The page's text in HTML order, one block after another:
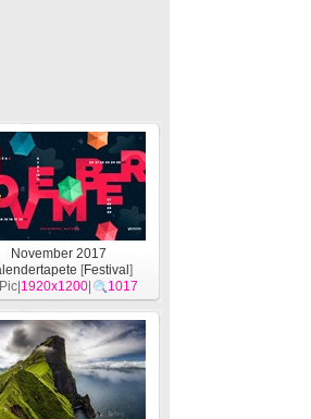
November 2017
[Festival ]
1920x1200| 1017